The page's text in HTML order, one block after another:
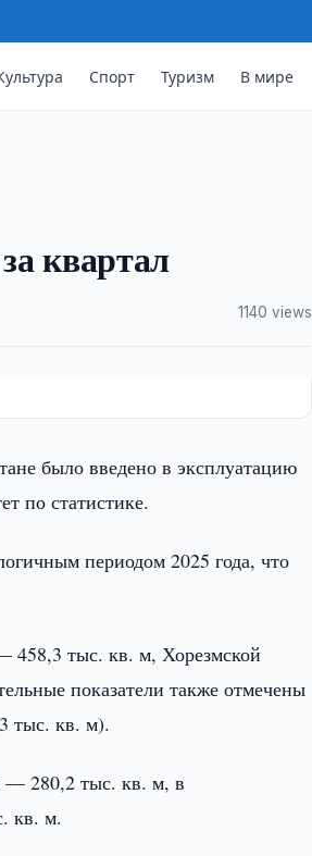
Спорт Туризм В мире
квартал
1140 views
было введено в эксплуатацию
по статистике.
периодом 2025 года, что
458,3 тыс. кв. м, Хорезмской
показатели также отмечены
тыс. кв. м).
— 280,2 тыс. кв. м, в
кв. м.